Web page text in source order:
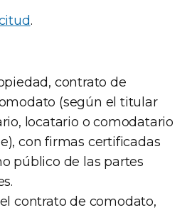
.
contrato de
(según el titular
locatario o comodatario
con firmas certificadas
público de las partes
contrato de comodato,